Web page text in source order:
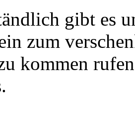
gibt es
zum
kommen